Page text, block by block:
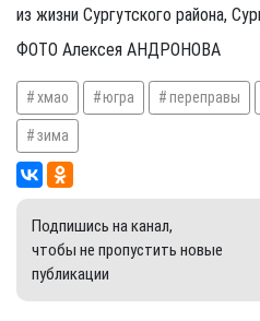
из жизни Сургутского района,
ФОТО Алексея АНДРОНОВА
хмао югра переправы
зима
Подпишись на канал,
чтобы не пропустить новые
публикации